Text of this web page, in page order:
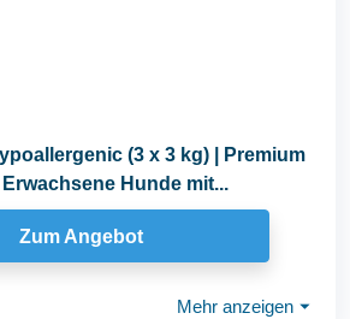
(3 x 3 kg) | Premium
Hunde mit...
Zum Angebot
Mehr anzeigen ⏷